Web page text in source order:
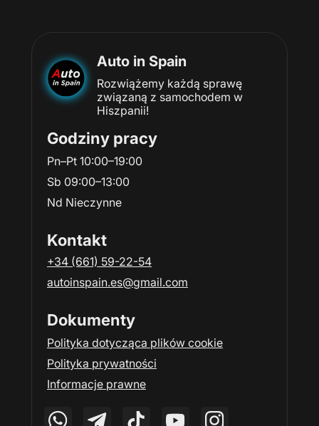
Auto in Spain
Rozwiążemy każdą sprawę
związaną z samochodem w
Hiszpanii!
Kontakt
+34 (661) 59-22-54
autoinspain.es@gmail.com
Godziny pracy
Pn–Pt 10:00–19:00
Sb 09:00–13:00
Nd Nieczynne
Dokumenty
Polityka dotycząca plików cookie
Polityka prywatności
Informacje prawne